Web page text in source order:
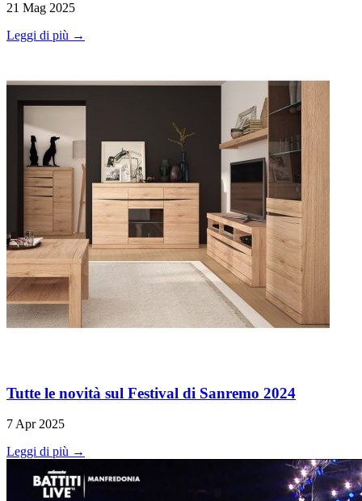
21 Mag 2025
Leggi di più →
Tutte le novità sul Festival di Sanremo 2024
7 Apr 2025
Leggi di più →